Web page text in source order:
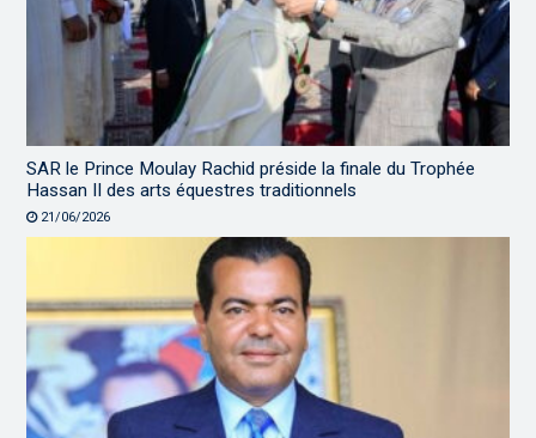
SAR le Prince Moulay Rachid préside la finale du Trophée
Hassan II des arts équestres traditionnels
21/06/2026